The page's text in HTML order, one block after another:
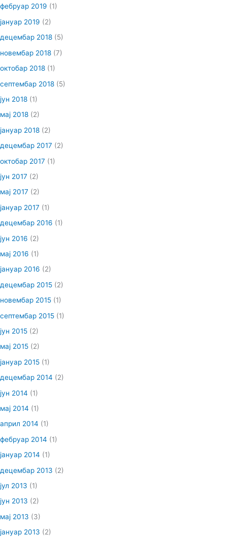
фебруар 2019 (1)
јануар 2019 (2)
децембар 2018 (5)
новембар 2018 (7)
октобар 2018 (1)
септембар 2018 (5)
јун 2018 (1)
мај 2018 (2)
јануар 2018 (2)
децембар 2017 (2)
октобар 2017 (1)
јун 2017 (2)
мај 2017 (2)
јануар 2017 (1)
децембар 2016 (1)
јун 2016 (2)
мај 2016 (1)
јануар 2016 (2)
децембар 2015 (2)
новембар 2015 (1)
септембар 2015 (1)
јун 2015 (2)
мај 2015 (2)
јануар 2015 (1)
децембар 2014 (2)
јун 2014 (1)
мај 2014 (1)
април 2014 (1)
фебруар 2014 (1)
јануар 2014 (1)
децембар 2013 (2)
јул 2013 (1)
јун 2013 (2)
мај 2013 (3)
јануар 2013 (2)